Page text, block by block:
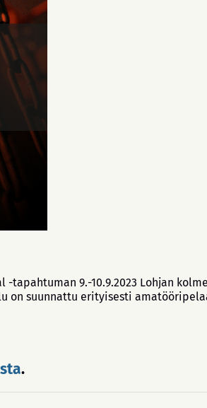
tapahtuman 9.-10.9.2023 Lohjan
on suunnattu erityisesti
.